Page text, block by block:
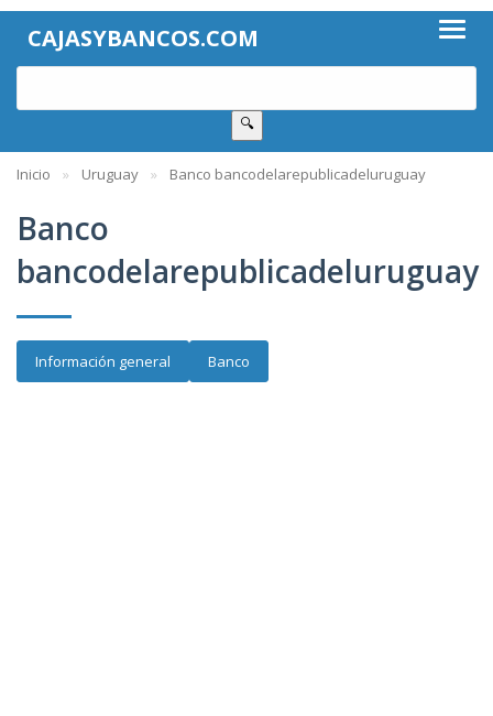
CAJASYBANCOS.COM
🔍
Inicio Uruguay Banco bancodelarepublicadeluruguay
Banco
bancodelarepublicadeluruguay
Información general Banco